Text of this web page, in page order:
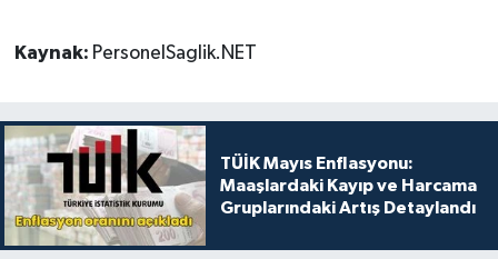
Kaynak: PersonelSaglik.NET
TÜİK Mayıs Enflasyonu:
Maaşlardaki Kayıp ve Harcama
Gruplarındaki Artış Detaylandı